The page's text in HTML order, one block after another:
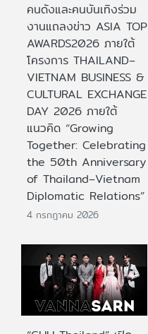
คนดังและคนบันเทิงร่วม
งานแถลงข่าว ASIA TOP
AWARDS2026 ภายใต้
โครงการ THAILAND–
VIETNAM BUSINESS &
CULTURAL EXCHANGE
DAY 2026 ภายใต้
แนวคิด “Growing
Together: Celebrating
the 50th Anniversary
of Thailand–Vietnam
Diplomatic Relations”
4 กรกฎาคม 2026